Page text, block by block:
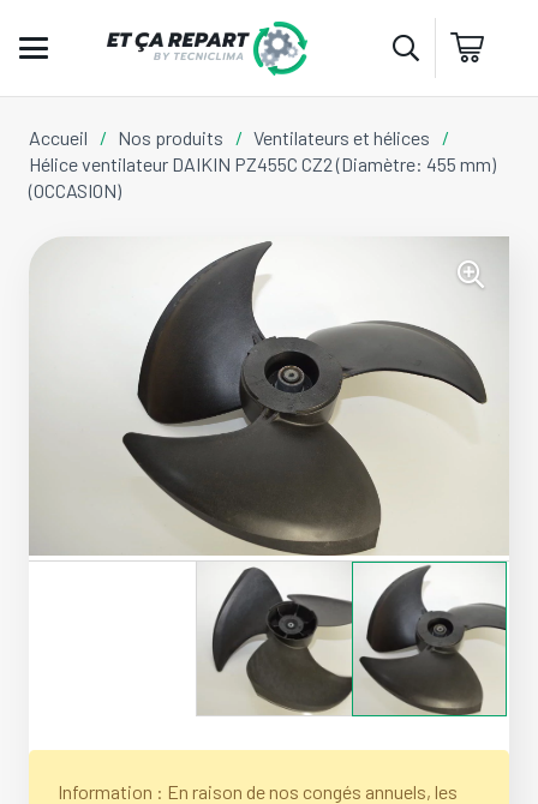
Accueil / Nos produits / Ventilateurs et hélices
/
Hélice ventilateur DAIKIN PZ455C CZ2 (Diamètre: 455 mm)
(OCCASION)
Information : En raison de nos congés annuels, les